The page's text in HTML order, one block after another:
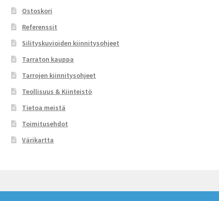
Ostoskori
Referenssit
Silityskuvioiden kiinnitysohjeet
Tarraton kauppa
Tarrojen kiinnitysohjeet
Teollisuus & Kiinteistö
Tietoa meistä
Toimitusehdot
Värikartta